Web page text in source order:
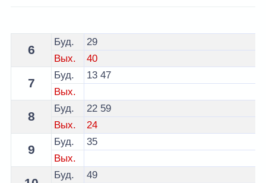
Расписание 12А автобуса Брест по остановке
6
Буд.
29
Вых.
40
7
Буд. 13 47
Вых.
8
Буд. 22 59
Вых.
24
9
Буд.
35
Вых.
Буд.
49